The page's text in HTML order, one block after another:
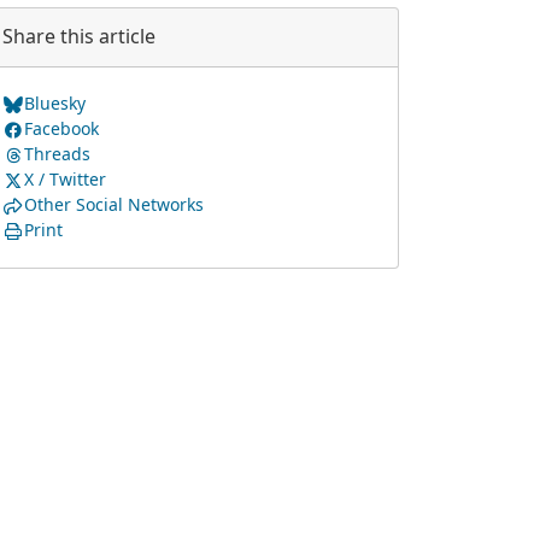
Share this article
Bluesky
Facebook
Threads
X / Twitter
Other Social Networks
Print